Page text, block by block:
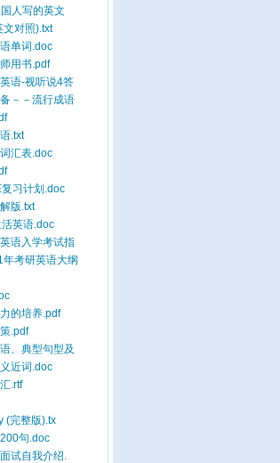
and I am a candidate for the
in Taiwan, and in 1995, I
in the U.S. Thus you are
becoming part of the Action team.
。过去五年来，我用我的专业知识和技能，担任神
。我在神奇厨具用品公司工作的五年，将产品
的，例如：
意思，例如：
人写的英文
文对照).txt
单词.doc
用书.pdf
语-视听说4答
－－流行成语
.txt
汇表.doc
习计划.doc
版.txt
英语.doc
语入学考试指
考研英语大纲
的培养.pdf
.pdf
、典型句型及
近词.doc
.rtf
(完整版).tx
句.doc
试自我介绍.